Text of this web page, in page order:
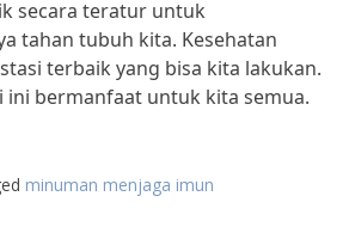
secara teratur untuk
tahan tubuh kita. Kesehatan
terbaik yang bisa kita lakukan.
ini bermanfaat untuk kita semua.
minuman menjaga imun